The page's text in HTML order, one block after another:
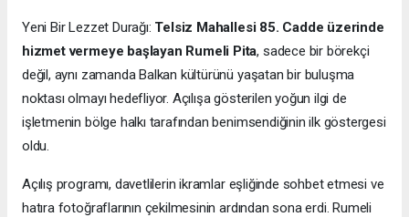
Yeni Bir Lezzet Durağı: Telsiz Mahallesi 85. Cadde üzerinde
hizmet vermeye başlayan Rumeli Pita, sadece bir börekçi
değil, aynı zamanda Balkan kültürünü yaşatan bir buluşma
noktası olmayı hedefliyor. Açılışa gösterilen yoğun ilgi de
işletmenin bölge halkı tarafından benimsendiğinin ilk göstergesi
oldu.
Açılış programı, davetlilerin ikramlar eşliğinde sohbet etmesi ve
hatıra fotoğraflarının çekilmesinin ardından sona erdi. Rumeli